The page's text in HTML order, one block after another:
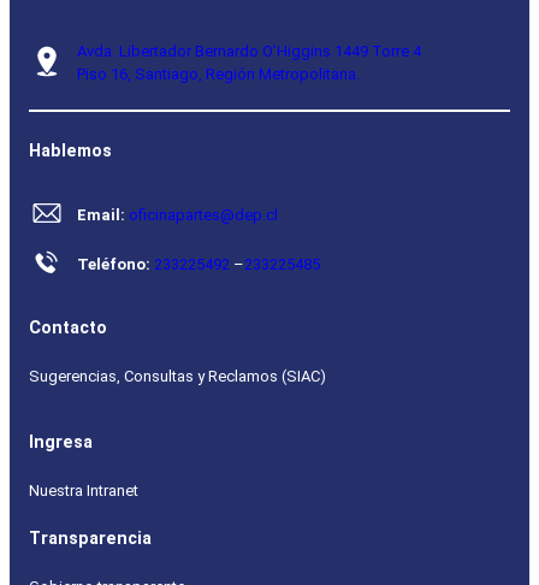
Avda. Libertador Bernardo O’Higgins 1449 Torre 4
Piso 16, Santiago, Región Metropolitana.
Hablemos
Email: oficinapartes@dep.cl
Teléfono: 233225492 –233225485
Contacto
Sugerencias, Consultas y Reclamos (SIAC)
Ingresa
Nuestra Intranet
Transparencia